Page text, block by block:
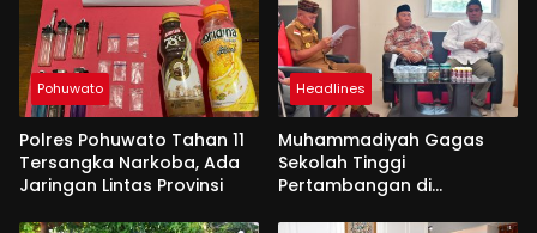
Pohuwato
Polres Pohuwato Tahan 11
Tersangka Narkoba, Ada
Jaringan Lintas Provinsi
Headlines
Muhammadiyah Gagas
Sekolah Tinggi
Pertambangan di